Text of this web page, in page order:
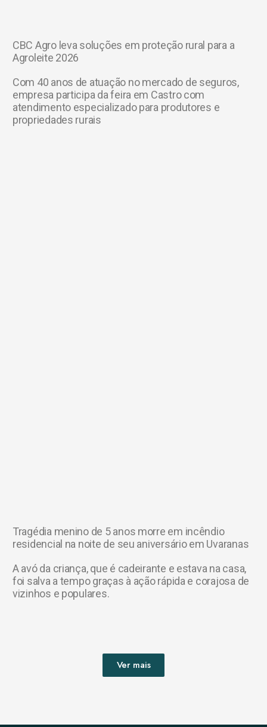
CBC Agro leva soluções em proteção rural para a
Agroleite 2026
Com 40 anos de atuação no mercado de seguros,
empresa participa da feira em Castro com
atendimento especializado para produtores e
propriedades rurais
Tragédia menino de 5 anos morre em incêndio
residencial na noite de seu aniversário em Uvaranas
A avó da criança, que é cadeirante e estava na casa,
foi salva a tempo graças à ação rápida e corajosa de
vizinhos e populares.
Ver mais